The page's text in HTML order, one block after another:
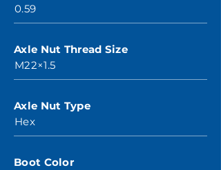
0.59
Axle Nut Thread Size
M22×1.5
Axle Nut Type
Hex
Boot Color